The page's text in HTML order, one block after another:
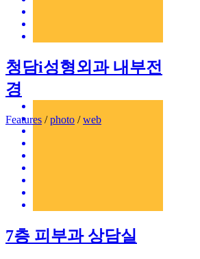
청담i성형외과 내부전
경
Features /photo /web
7층 피부과 상담실